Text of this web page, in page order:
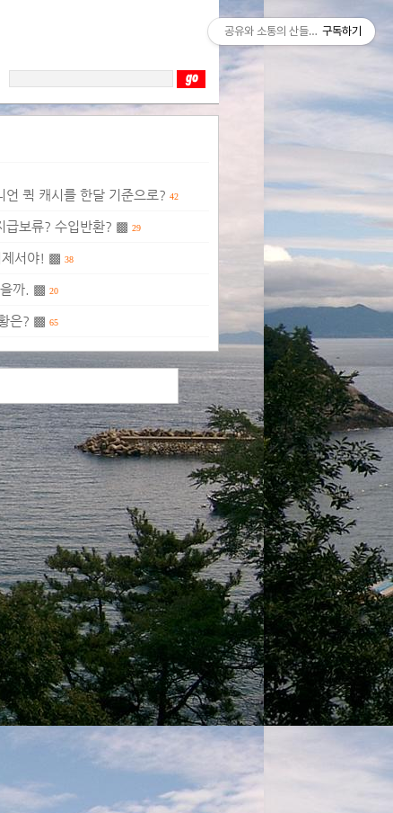
퀵 캐시를 한달 기준으로? 42
급보류? 수입반환? ▩ 29
제서야! ▩ 38
을까. ▩ 20
은? ▩ 65
공유와 소통의 산들바람구독하기